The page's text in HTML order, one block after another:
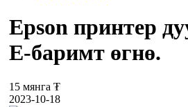
Epson принтер
E-баримт өгнө.
15 мянга ₮
2023-10-18